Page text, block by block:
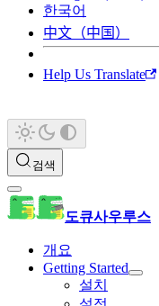
한국어
中文（中国）
Help Us Translate
검색
도큐사우루스
개요
Getting Started
설치